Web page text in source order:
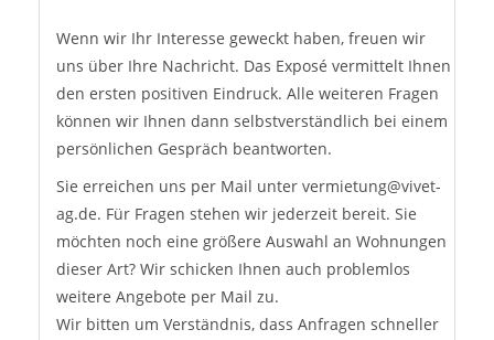
Wenn wir Ihr Interesse geweckt haben, freuen wir
uns über Ihre Nachricht. Das Exposé vermittelt Ihnen
den ersten positiven Eindruck. Alle weiteren Fragen
können wir Ihnen dann selbstverständlich bei einem
persönlichen Gespräch beantworten.
Sie erreichen uns per Mail unter vermietung@vivet-
ag.de. Für Fragen stehen wir jederzeit bereit. Sie
möchten noch eine größere Auswahl an Wohnungen
dieser Art? Wir schicken Ihnen auch problemlos
weitere Angebote per Mail zu.
Wir bitten um Verständnis, dass Anfragen schneller